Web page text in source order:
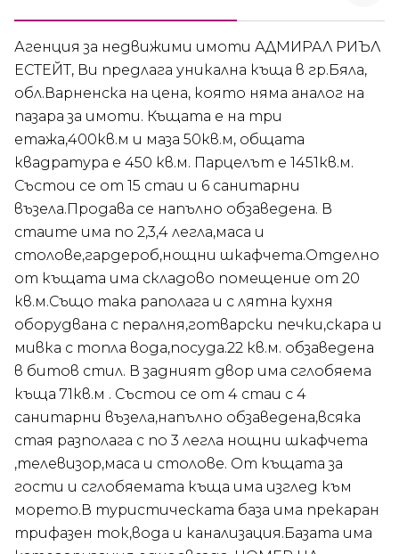
Агенция за недвижими имоти АДМИРАЛ РИЪЛ
ЕСТЕЙТ, Ви предлага уникална къща в гр.Бяла,
обл.Варненска на цена, която няма аналог на
пазара за имоти. Къщата е на три
етажа,400кв.м и маза 50кв.м, общата
квадратура е 450 кв.м. Парцелът е 1451кв.м.
Състои се от 15 стаи и 6 санитарни
възела.Продава се напълно обзаведена. В
стаите има по 2,3,4 легла,маса и
столове,гардероб,нощни шкафчета.Отделно
от къщата има складово помещение от 20
кв.м.Също така раполага и с лятна кухня
оборудвана с пералня,готварски печки,скара и
мивка с топла вода,посуда.22 кв.м. обзаведена
в битов стил. В задният двор има сглобяема
къща 71кв.м . Състои се от 4 стаи с 4
санитарни възела,напълно обзаведена,всяка
стая разполага с по 3 легла нощни шкафчета
,телевизор,маса и столове. От къщата за
гости и сглобяемата къща има изглед към
морето.В туристическата база има прекаран
трифазен ток,вода и канализация.Базата има